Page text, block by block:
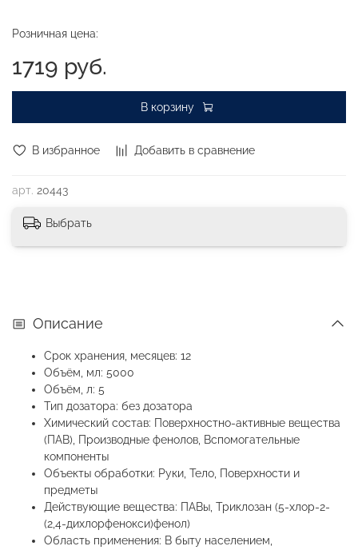
В избранное Добавить в сравнение
арт. 20443
Розничная цена:
1719 руб.
В корзину
Выбрать
Описание
Срок хранения, месяцев: 12
Объём, мл: 5000
Объём, л: 5
Тип дозатора: без дозатора
Химический состав: Поверхностно-активные вещества
(ПАВ), Производные фенолов, Вспомогательные
компоненты
Объекты обработки: Руки, Тело, Поверхности и
предметы
Действующие вещества: ПАВы, Триклозан (5-хлор-2-
(2,4-дихлорфенокси)фенол)
Область применения: В быту населением,